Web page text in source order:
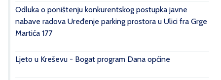
Odluka o poništenju konkurentskog postupka javne
nabave radova Uređenje parking prostora u Ulici fra Grge
Martića 177
Ljeto u Kreševu - Bogat program Dana općine